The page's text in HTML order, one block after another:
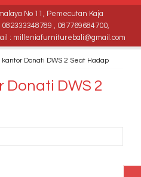
No 11, Pemecutan Kaja
082333348789 , 087769684700,
: milleniafurniturebali@gmail.com
Donati DWS 2 Seat Hadap
DWS 2